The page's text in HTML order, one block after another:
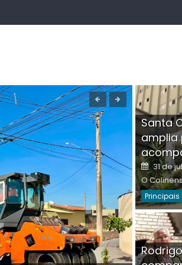
Santa
amplia
Posted
on
31 de
O